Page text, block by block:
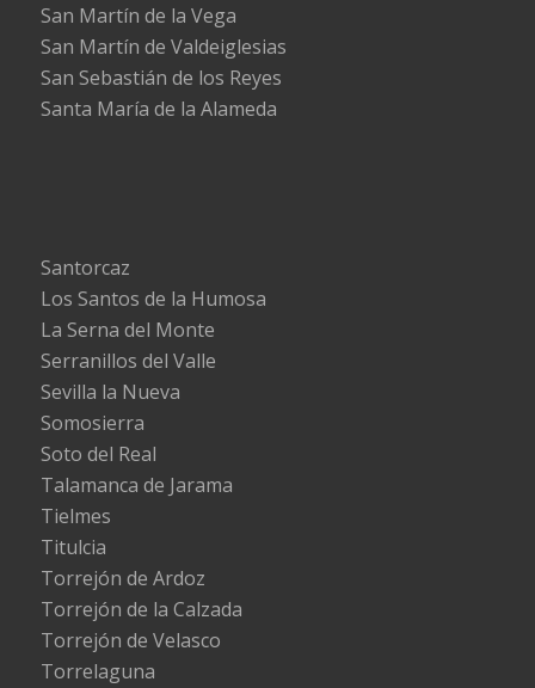
San Martín de la Vega
San Martín de Valdeiglesias
San Sebastián de los Reyes
Santa María de la Alameda
Santorcaz
Los Santos de la Humosa
La Serna del Monte
Serranillos del Valle
Sevilla la Nueva
Somosierra
Soto del Real
Talamanca de Jarama
Tielmes
Titulcia
Torrejón de Ardoz
Torrejón de la Calzada
Torrejón de Velasco
Torrelaguna